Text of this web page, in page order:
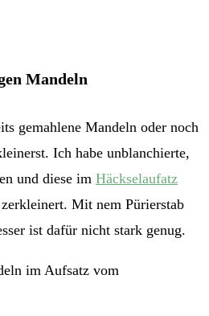
Mandeln
gemahlene Mandeln oder noch
Ich habe unblanchierte,
und diese im Häckselaufatz
Mit nem Pürierstab
ist dafür nicht stark genug.